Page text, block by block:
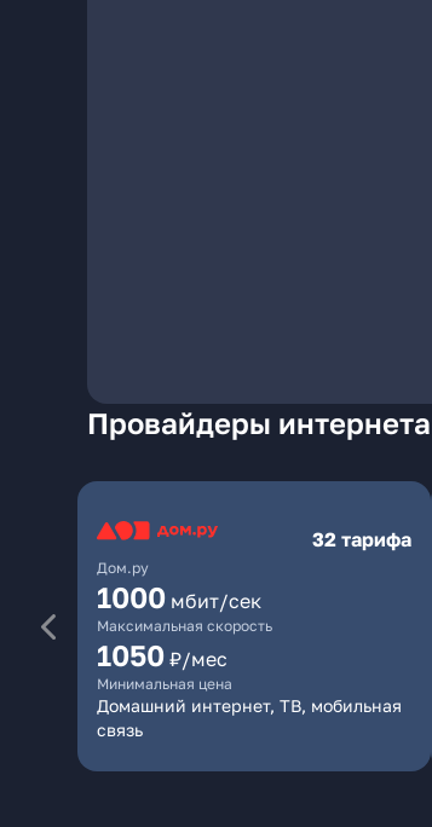
Провайдеры
Дом.ру
32 тарифа
1000 мбит/сек
Максимальная скорость
1050 ₽/мес
Минимальная цена
Домашний интернет, ТВ, мобильная
связь